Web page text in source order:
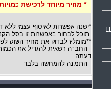
* מחיר מיוחד לרכישת
*ישנה אפשרות לאיסוף עצמי ללא
תוכל לבחור באפשרות זו בסל
**מומלץ לבדוק את מחיר השוק
החברה רשאית להגדיל את
דעתה
התמונה להמחשה בלבד